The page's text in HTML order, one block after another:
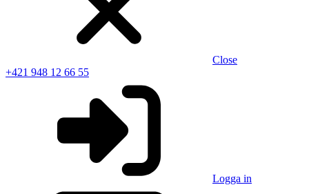
Close
+421 948 12 66 55
Logga in